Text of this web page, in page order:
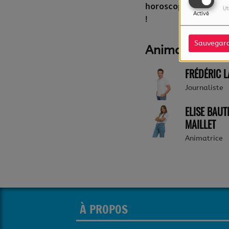
Activé
horoscope,
!
Animateur(s)
FRÉDÉRIC
Journaliste
ELISE
MAILLET
Animatrice
À PROPOS